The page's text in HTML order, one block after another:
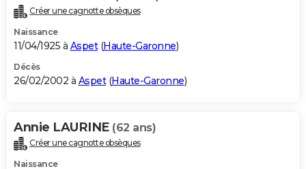
Créer une cagnotte obsèques
Naissance
11/04/1925 à Aspet(Haute-Garonne)
Décès
26/02/2002 à Aspet(Haute-Garonne)
Annie LAURINE (62 ans)
Créer une cagnotte obsèques
Naissance